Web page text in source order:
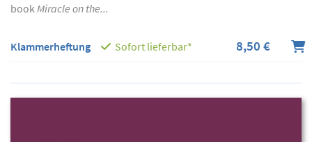
book Miracle on the...
Klammerheftung Sofort lieferbar* 8,50 €